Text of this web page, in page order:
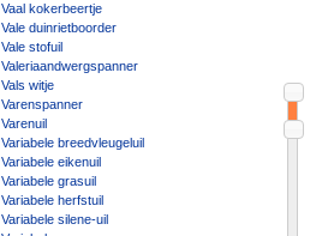
Vaal kokerbeertje
Vale duinrietboorder
Vale stofuil
Valeriaandwergspanner
Vals witje
Varenspanner
Varenuil
Variabele breedvleugeluil
Variabele eikenuil
Variabele grasuil
Variabele herfstuil
Variabele silene-uil